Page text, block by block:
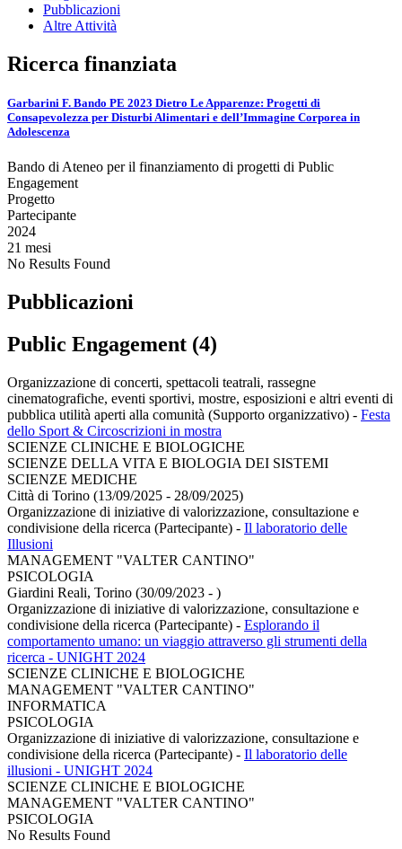
Pubblicazioni
Altre Attività
Ricerca finanziata
Garbarini F. Bando PE 2023 Dietro Le Apparenze: Progetti di
Consapevolezza per Disturbi Alimentari e dell’Immagine Corporea in
Adolescenza
Bando di Ateneo per il finanziamento di progetti di Public
Engagement
Progetto
Partecipante
2024
21 mesi
No Results Found
Pubblicazioni
Public Engagement (4)
Organizzazione di concerti, spettacoli teatrali, rassegne
cinematografiche, eventi sportivi, mostre, esposizioni e altri eventi di
pubblica utilità aperti alla comunità (Supporto organizzativo) - Festa
dello Sport & Circoscrizioni in mostra
SCIENZE CLINICHE E BIOLOGICHE
SCIENZE DELLA VITA E BIOLOGIA DEI SISTEMI
SCIENZE MEDICHE
Città di Torino (13/09/2025 - 28/09/2025)
Organizzazione di iniziative di valorizzazione, consultazione e
condivisione della ricerca (Partecipante) - Il laboratorio delle
Illusioni
MANAGEMENT "VALTER CANTINO"
PSICOLOGIA
Giardini Reali, Torino (30/09/2023 - )
Organizzazione di iniziative di valorizzazione, consultazione e
condivisione della ricerca (Partecipante) - Esplorando il
comportamento umano: un viaggio attraverso gli strumenti della
ricerca - UNIGHT 2024
SCIENZE CLINICHE E BIOLOGICHE
MANAGEMENT "VALTER CANTINO"
INFORMATICA
PSICOLOGIA
Organizzazione di iniziative di valorizzazione, consultazione e
condivisione della ricerca (Partecipante) - Il laboratorio delle
illusioni - UNIGHT 2024
SCIENZE CLINICHE E BIOLOGICHE
MANAGEMENT "VALTER CANTINO"
PSICOLOGIA
No Results Found